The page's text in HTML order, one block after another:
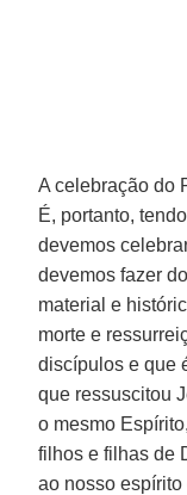
A celebração do
É, portanto,
devemos
devemos fazer
material e
morte e
discípulos e que
que ressuscitou
o mesmo
filhos e filhas de
ao nosso espírito